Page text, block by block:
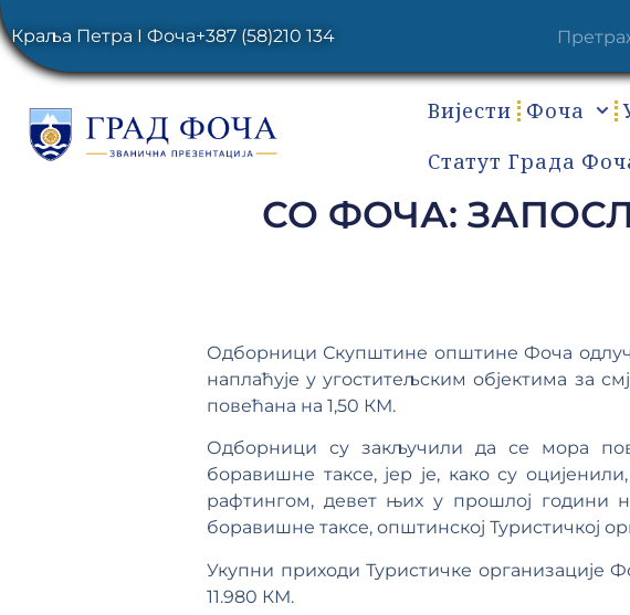
Краља Петра I Фоча+387 (58)210 134
Вијести Фоча
Статут Града
СО ФОЧА:
Одборници Скупштине општине Фоча
наплаћује у угоститељским објектима за
повећана на 1,50 КМ.
Одборници су закључили да се мора
боравишне таксе, јер је, како су
рафтингом, девет њих у прошлој години
боравишне таксе, општинској Туристичкој
Укупни приходи Туристичке организације
11.980 КМ.